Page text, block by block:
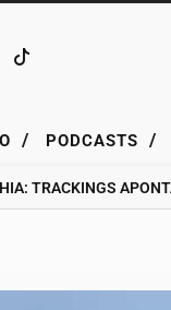
/ PODCASTS /
APONTAM